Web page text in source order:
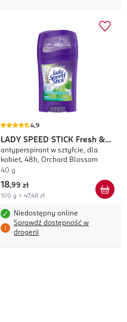
4,9
LADY SPEED STICK Fresh &
Essence
antyperspirant w sztyfcie, dla
kobiet, 48h, Orchard Blossom
40 g
18,99 zł
100 g = 47,48 zł
Niedostępny online
Sprawdź dostępność w
drogerii